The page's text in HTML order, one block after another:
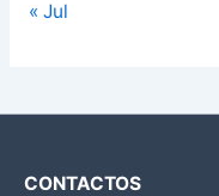
« Jul
CONTACTOS